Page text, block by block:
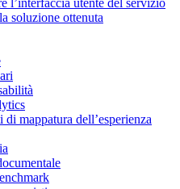
l’interfaccia utente del servizio
soluzione ottenuta
mappatura dell’esperienza